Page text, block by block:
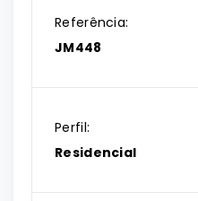
Referência:
JM448
Perfil:
Residencial